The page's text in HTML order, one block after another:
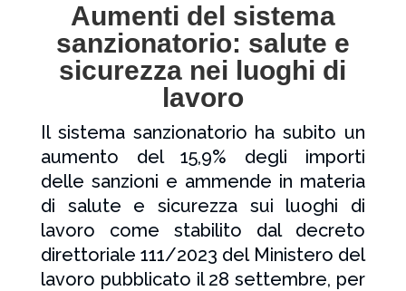
Aumenti del sistema
sanzionatorio: salute e
sicurezza nei luoghi di
lavoro
Il sistema sanzionatorio ha subito un
aumento del 15,9% degli importi
delle sanzioni e ammende in materia
di salute e sicurezza sui luoghi di
lavoro come stabilito dal decreto
direttoriale 111/2023 del Ministero del
lavoro pubblicato il 28 settembre, per